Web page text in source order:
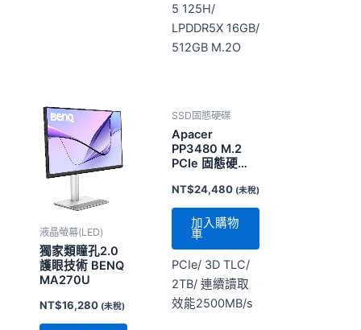
5 125H/
LPDDR5X 16GB/
512GB M.2O
液晶螢幕(LED)
獨家類瞳孔2.0
護眼技術 BENQ
MA270U
NT$16,280 (未稅)
SSD固態硬碟
Apacer
PP3480 M.2
PCIe 固態硬
限保固)
NT$24,480 (未稅)
加入購物
車
PCIe/ 3D TLC/
2TB/ 連續讀取
效能2500MB/s